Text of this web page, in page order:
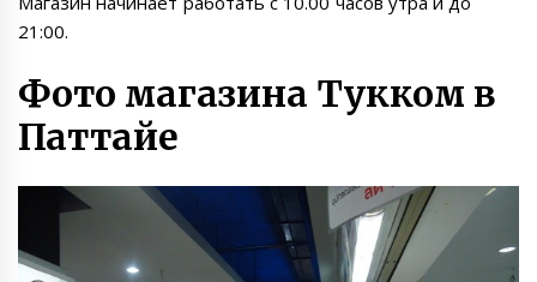
21:00.
Фото магазина Тукком в
Паттайе